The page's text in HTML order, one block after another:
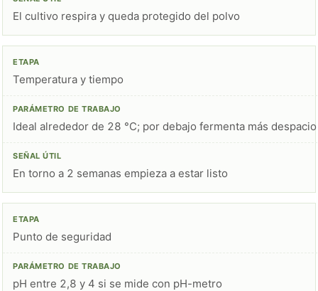
El cultivo respira y queda protegido del polvo
Temperatura y tiempo
Ideal alrededor de 28 °C; por debajo fermenta más despacio
En torno a 2 semanas empieza a estar listo
Punto de seguridad
pH entre 2,8 y 4 si se mide con pH-metro